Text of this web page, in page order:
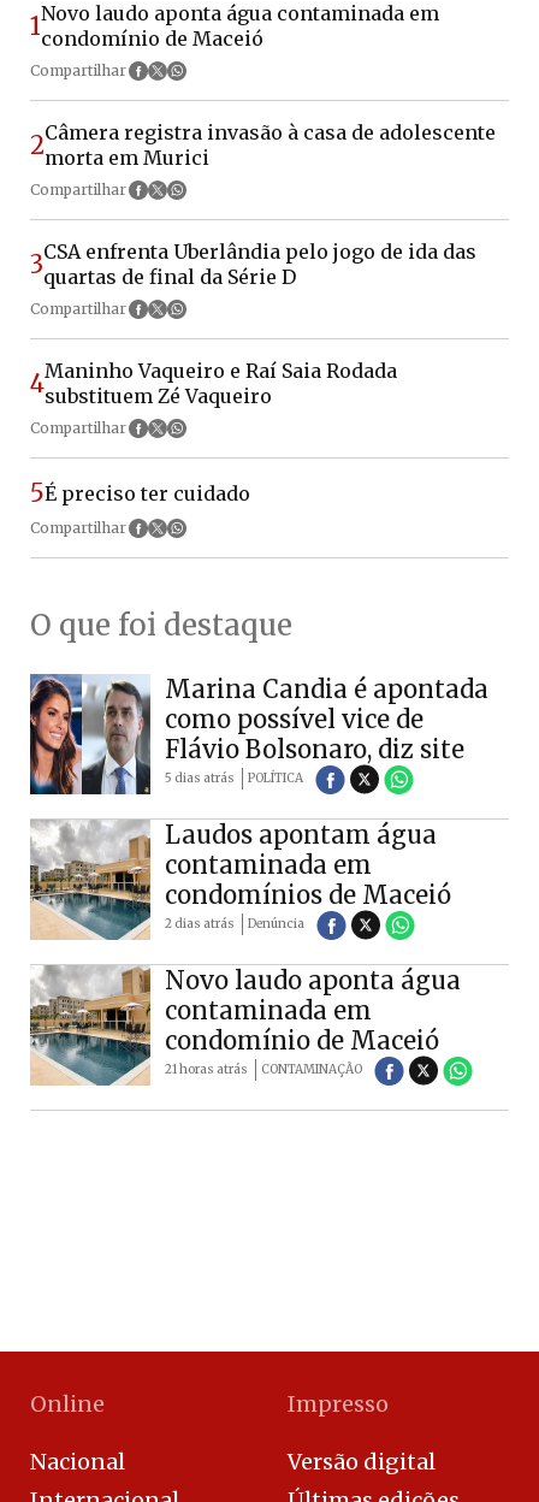
1Novo laudo aponta água contaminada em
condomínio de Maceió
Compartilhar
2Câmera registra invasão à casa de adolescente
morta em Murici
Compartilhar
3CSA enfrenta Uberlândia pelo jogo de ida das
quartas de final da Série D
Compartilhar
4Maninho Vaqueiro e Raí Saia Rodada
substituem Zé Vaqueiro
Compartilhar
5É preciso ter cuidado
Compartilhar
O que foi destaque
Marina Candia é apontada
como possível vice de
Flávio Bolsonaro, diz site
5 dias atrás POLÍTICA
Laudos apontam água
contaminada em
condomínios de Maceió
2 dias atrás Denúncia
Novo laudo aponta água
contaminada em
condomínio de Maceió
21 horas atrás CONTAMINAÇÃO
Online
Nacional
Impresso
Versão digital